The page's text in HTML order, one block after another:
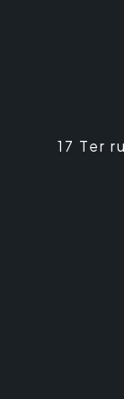
17 Ter rue de la Belle Judith, 17300